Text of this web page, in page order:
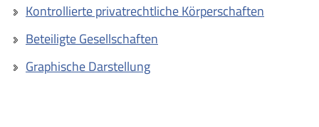
Kontrollierte privatrechtliche Körperschaften
Beteiligte Gesellschaften
Graphische Darstellung